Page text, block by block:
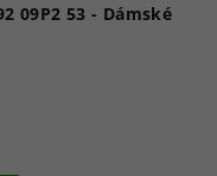
Just Cavalli sluneční brýle SJC092 09P2 53 - Dámské